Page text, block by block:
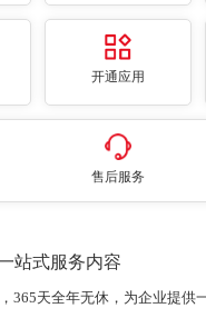
开通应用
售后服务
站式服务内容
365天全年无休，为企业提供